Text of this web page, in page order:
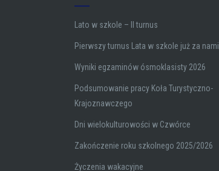
Lato w szkole – II turnus
Pierwszy turnus Lata w szkole już za nami
Wyniki egzaminów ósmoklasisty 2026
Podsumowanie pracy Koła Turystyczno-
Krajoznawczego
Dni wielokulturowości w Czwórce
Zakończenie roku szkolnego 2025/2026
Życzenia wakacyjne